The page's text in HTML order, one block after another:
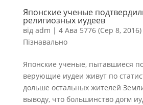
Японские ученые
религиозных иудеев
від adm | 4 Ава 5776 (Сер 8, 2016)
Пізнавально
Японские ученые, пытавшиеся
верующие иудеи живут по
дольше остальных жителей
выводу, что большинство догм